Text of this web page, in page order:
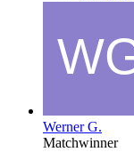
Werner G.
Matchwinner